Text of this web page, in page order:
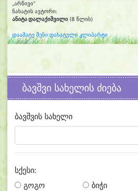
„არწივი“
ნახატის ავტორი:
ანიტა დალაქიშვილი (8 წლის)
დაამატე შენი დახატული კლიპარტი
ბავშვი სახელის ძიება
ბავშვის სახელი
სქესი:
გოგო
ბიჭი